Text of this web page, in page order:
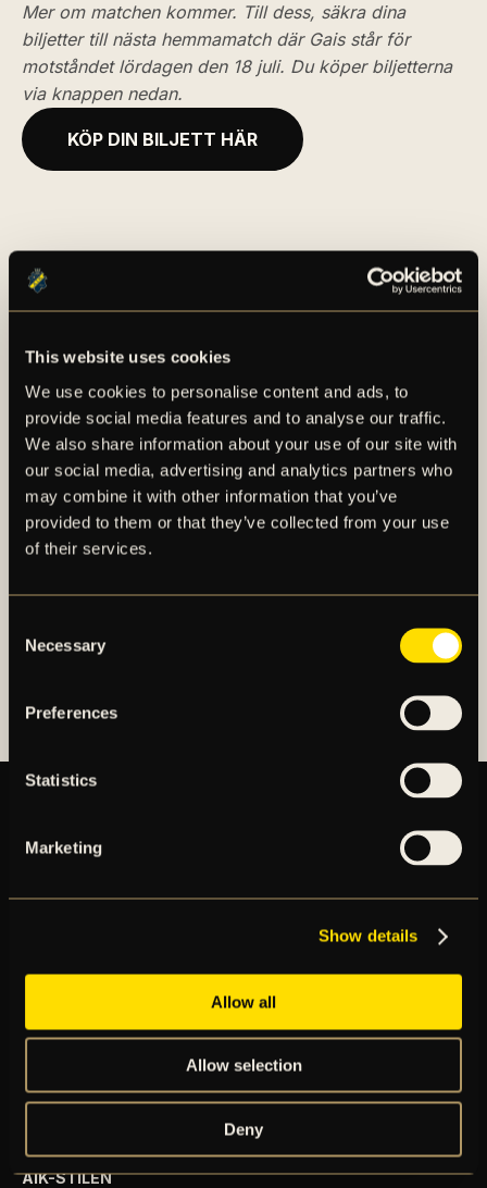
This website uses cookies
We use cookies to personalise content and ads, to
provide social media features and to analyse our traffic.
We also share information about your use of our site with
our social media, advertising and analytics partners who
may combine it with other information that you’ve
provided to them or that they’ve collected from your use
of their services.
Selection
Necessary
Preferences
Statistics
Marketing
Show details
Allow all
Allow selection
Deny
Mer om matchen kommer. Till dess, säkra dina
biljetter till nästa hemmamatch där Gais står för
motståndet lördagen den 18 juli. Du köper biljetterna
via knappen nedan.
KÖP DIN BILJETT HÄR
AIK – SEDAN 1891
AIK Fotboll AB bedriver AIK Fotbollsförenings
elitfotbollsverksamhet genom ett herrlag och ett
damlag. Herrlaget spelar i Allsvenskan och damlaget
spelar i OBOS Damallsvenskan. AIK Fotboll AB är
OM AIK FOTBOLL AB
BILJETTER
NYHETER
PRENUMERERA PÅ NYHETSBREV
AIK SHOP
AIK FOTBOLL VISION
AIK-STILEN